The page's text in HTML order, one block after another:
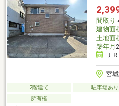
駅まで約300ｍ（徒歩約4分）
間取り
建物面
土地面
築年月
Ｊ
宮
2階建て 駐車場あり
所有権